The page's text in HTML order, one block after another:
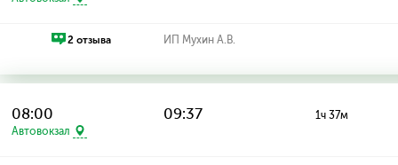
2 отзыва ИП Мухин А.В.
08:00
Автовокзал
09:37 1ч 37м